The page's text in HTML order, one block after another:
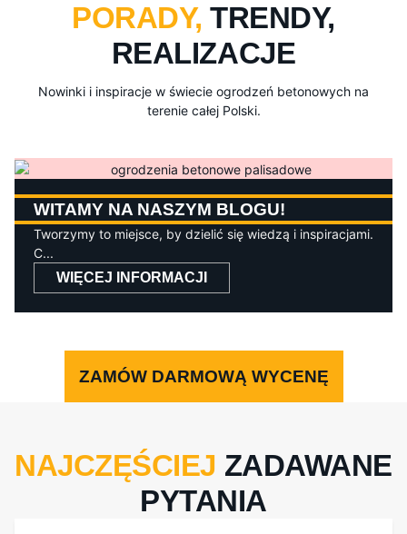
PORADY,TRENDY,
REALIZACJE
Nowinki i inspiracje w świecie ogrodzeń betonowych na
terenie całej Polski.
WITAMY NA NASZYM BLOGU!
Tworzymy to miejsce, by dzielić się wiedzą i inspiracjami.
C...
WIĘCEJ INFORMACJI
ZAMÓW DARMOWĄ WYCENĘ
NAJCZĘŚCIEJ ZADAWANE
PYTANIA